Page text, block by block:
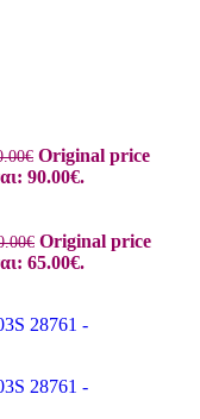
€ Original price
90.00€.
€ Original price
65.00€.